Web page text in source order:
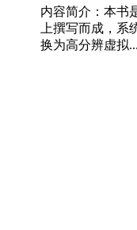
内容简介：本书
上撰写而成，
换为高分辨虚拟...